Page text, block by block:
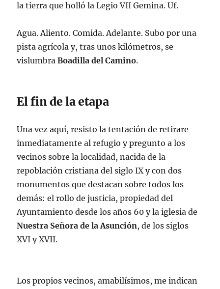
la tierra que holló la Legio VII Gemina. Uf.
Agua. Aliento. Comida. Adelante. Subo por una
pista agrícola y, tras unos kilómetros, se
vislumbraBoadilla del Camino.
El fin de la etapa
Una vez aquí, resisto la tentación de retirare
inmediatamente al refugio y pregunto a los
vecinos sobre la localidad, nacida de la
repoblación cristiana del siglo IX y con dos
monumentos que destacan sobre todos los
demás: el rollo de justicia, propiedad del
Ayuntamiento desde los años 60 y la iglesia de
Nuestra Señora de la Asunción, de los siglos
XVI y XVII.
Los propios vecinos, amabilísimos, me indican